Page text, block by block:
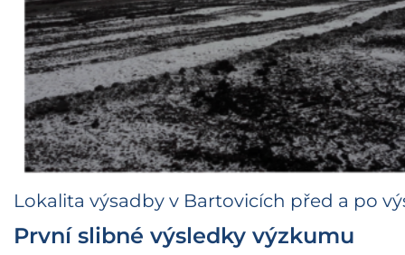
Lokalita výsadby v Bartovicích před a po
První slibné výsledky výzkumu